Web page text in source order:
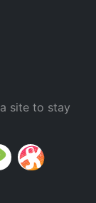
site to stay